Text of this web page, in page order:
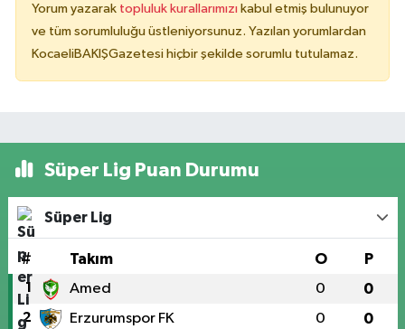
Yorum yazarak topluluk kurallarımızı kabul etmiş bulunuyor
ve tüm sorumluluğu üstleniyorsunuz. Yazılan yorumlardan
KocaeliBAKIŞGazetesi hiçbir şekilde sorumlu tutulamaz.
Süper Lig Puan Durumu
Süper Lig
# Takım O P
1 Amed 0 0
2 Erzurumspor FK 0 0